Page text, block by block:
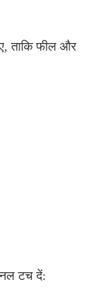
ताकि फील और
टच दें: